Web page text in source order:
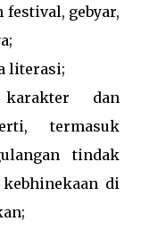
festival, gebyar,
literasi;
dan
termasuk
tindak
di